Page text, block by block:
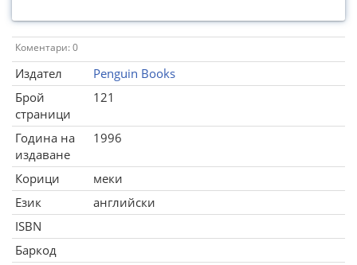
Коментари: 0
Издател
Penguin Books
Брой
страници
121
Година на
издаване
1996
Корици
меки
Език
английски
ISBN
Баркод